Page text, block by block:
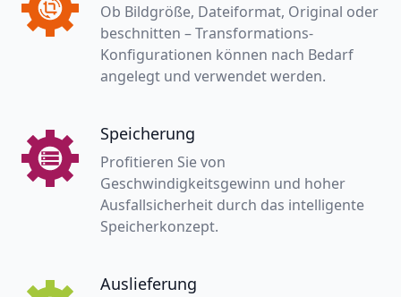
Ob Bildgröße, Dateiformat, Original oder
beschnitten – Transformations-
Konfigurationen können nach Bedarf
angelegt und verwendet werden.
Speicherung
Profitieren Sie von
Geschwindigkeitsgewinn und hoher
Ausfallsicherheit durch das intelligente
Speicherkonzept.
Auslieferung